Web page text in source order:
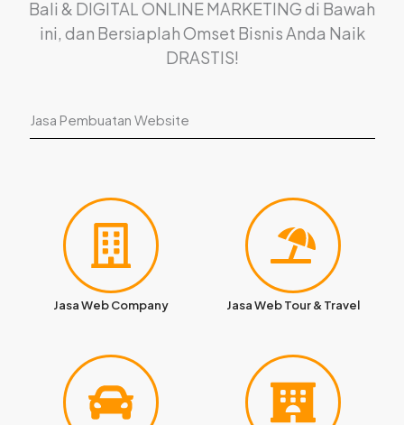
Bali & DIGITAL ONLINE MARKETING di Bawah
ini, dan Bersiaplah Omset Bisnis Anda Naik
DRASTIS!
Jasa Pembuatan Website
Jasa Web Company Jasa Web Tour & Travel